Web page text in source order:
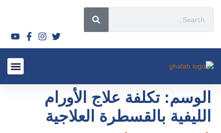
الوسم:تكلفة علاج الأورام
الليفية بالقسطرة العلاجية